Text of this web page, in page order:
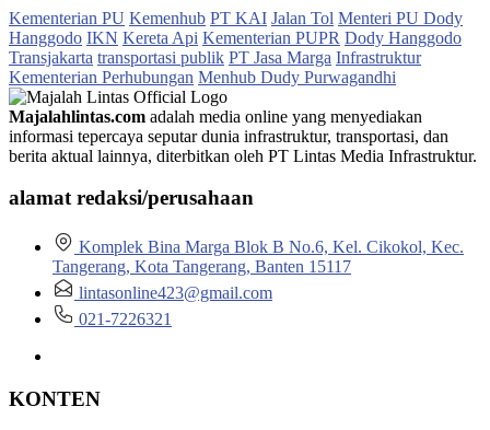
Kementerian PU Kemenhub PT KAI Jalan Tol Menteri PU Dody
Hanggodo IKN Kereta Api Kementerian PUPR Dody Hanggodo
Transjakarta transportasi publik PT Jasa Marga Infrastruktur
Kementerian Perhubungan Menhub Dudy Purwagandhi
Majalahlintas.com adalah media online yang menyediakan
informasi tepercaya seputar dunia infrastruktur, transportasi, dan
berita aktual lainnya, diterbitkan oleh PT Lintas Media Infrastruktur.
alamat redaksi/perusahaan
Komplek Bina Marga Blok B No.6, Kel. Cikokol, Kec.
Tangerang, Kota Tangerang, Banten 15117
lintasonline423@gmail.com
021-7226321
KONTEN